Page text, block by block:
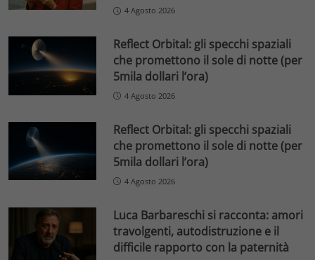
4 Agosto 2026
Reflect Orbital: gli specchi spaziali
che promettono il sole di notte (per
5mila dollari l’ora)
4 Agosto 2026
Reflect Orbital: gli specchi spaziali
che promettono il sole di notte (per
5mila dollari l’ora)
4 Agosto 2026
Luca Barbareschi si racconta: amori
travolgenti, autodistruzione e il
difficile rapporto con la paternità